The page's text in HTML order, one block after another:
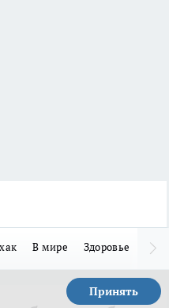
В мире Здоровье
Принять